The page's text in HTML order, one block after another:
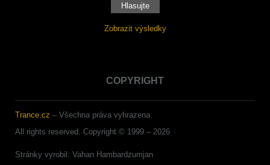
Zobrazit výsledky
COPYRIGHT
Trance.cz – Všechna práva vyhrazena.
All rights reserved. Copyright © 1999 – 2026
Stránky vyrobil: Vahan Hambardzumjan